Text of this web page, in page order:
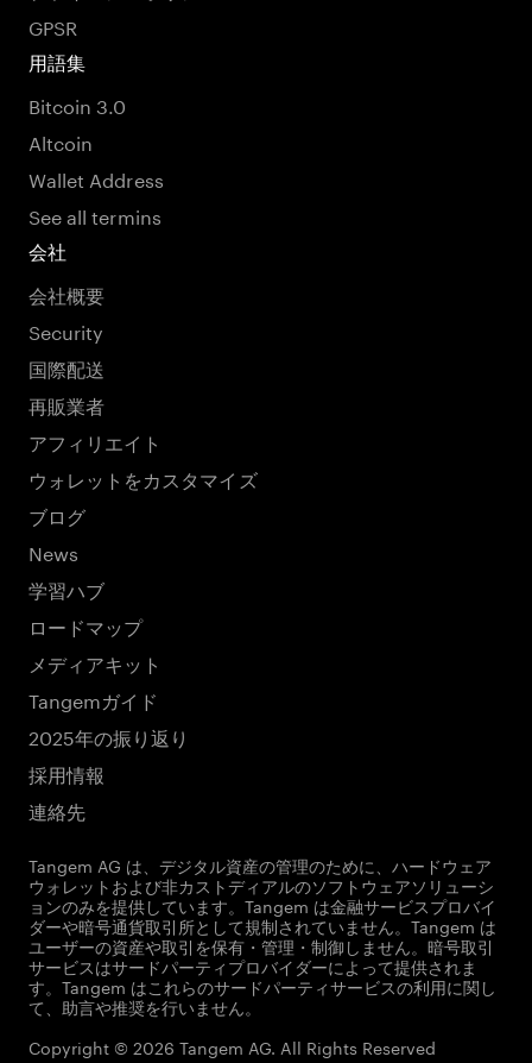
GPSR
用語集
Bitcoin 3.0
Altcoin
Wallet Address
See all termins
会社
会社概要
Security
国際配送
再販業者
アフィリエイト
ウォレットをカスタマイズ
ブログ
News
学習ハブ
ロードマップ
メディアキット
Tangemガイド
2025年の振り返り
採用情報
連絡先
Tangem AG は、デジタル資産の管理のために、ハードウェア
ウォレットおよび非カストディアルのソフトウェアソリューシ
ョンのみを提供しています。Tangem は金融サービスプロバイ
ダーや暗号通貨取引所として規制されていません。Tangem は
ユーザーの資産や取引を保有・管理・制御しません。暗号取引
サービスはサードパーティプロバイダーによって提供されま
す。Tangem はこれらのサードパーティサービスの利用に関し
て、助言や推奨を行いません。